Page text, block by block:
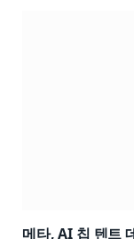
메타, AI 칩 텐트